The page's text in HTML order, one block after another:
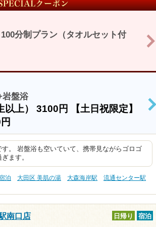
分制プラン（タオルセット付
岩盤浴
以上） 3100円
【土日祝限定】
>
。 岩盤浴も空いていて、携帯見ながらゴロゴ
ます。
泊 大田区 美肌の湯 大森海岸駅
流通センター駅
南口店 日帰り 宿泊